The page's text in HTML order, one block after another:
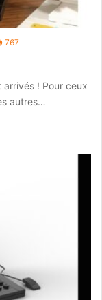
767
arrivés ! Pour ceux
autres…